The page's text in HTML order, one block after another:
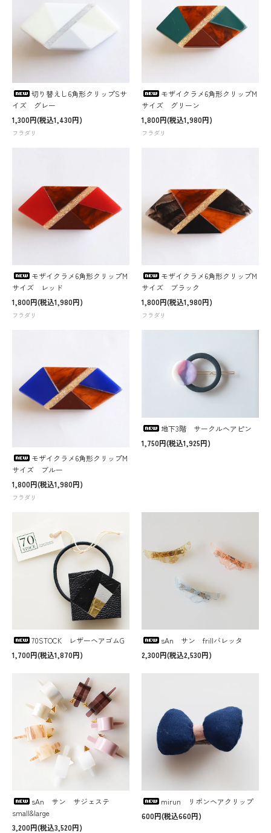
切り替えし6角形クリップSサ
イズ グレー
1,300円(税込1,430円)
フラダリ
モザイクラメ6角形クリップM
サイズ グリーン
1,800円(税込1,980円)
フラダリ
モザイクラメ6角形クリップM
サイズ レッド
1,800円(税込1,980円)
フラダリ
モザイクラメ6角形クリップM
サイズ ブラック
1,800円(税込1,980円)
フラダリ
モザイクラメ6角形クリップM
サイズ ブルー
1,800円(税込1,980円)
フラダリ
地下3階 サークルヘアピン
1,750円(税込1,925円)
70STOCK レザーヘアゴムG
1,700円(税込1,870円)
sAn サン frillバレッタ
2,300円(税込2,530円)
sAn サン サジェステ
small&large
3,200円(税込3,520円)
mirun リボンヘアクリップ
600円(税込660円)